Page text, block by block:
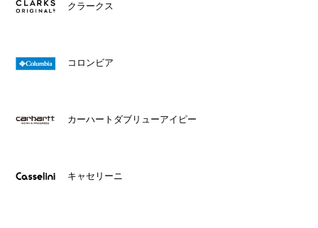
クラークス
コロンビア
カーハートダブリューアイピー
キャセリーニ